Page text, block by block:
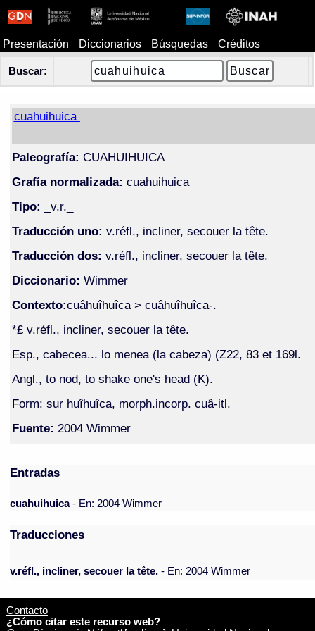
Presentación Diccionarios Búsquedas Créditos
Buscar:
cuahuihuica
Paleografía: CUAHUIHUICA
Grafía normalizada: cuahuihuica
Tipo: _v.r._
Traducción uno: v.réfl., incliner, secouer la tête.
Traducción dos: v.réfl., incliner, secouer la tête.
Diccionario: Wimmer
Contexto:cuâhuîhuîca > cuâhuîhuîca-.
*£ v.réfl., incliner, secouer la tête.
Esp., cabecea... lo menea (la cabeza) (Z22, 83 et 169l.
Angl., to nod, to shake one's head (K).
Form: sur huîhuîca, morph.incorp. cuâ-itl.
Fuente: 2004 Wimmer
Entradas
cuahuihuica- En: 2004 Wimmer
Traducciones
v.réfl., incliner, secouer la tête. - En: 2004 Wimmer
Contacto
¿Cómo citar este recurso web?